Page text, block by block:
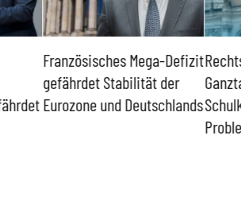
Französisches Mega-Defizit
gefährdet Stabilität der
Eurozone und Deutschlands